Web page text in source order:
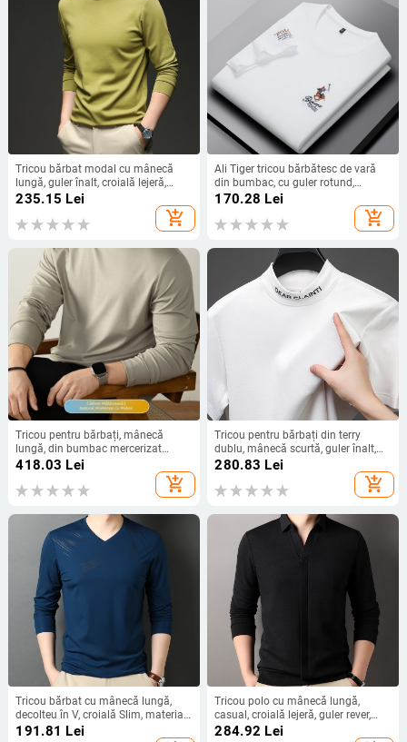
Tricou bărbat modal cu mânecă
lungă, guler înalt, croială lejeră,
material respirabil din amestec
modal-cotton, primăvară-toamnă
235.15 Lei
add_shopping_cart
Ali Tiger tricou bărbătesc de vară
din bumbac, cu guler rotund,
mâneci scurte, broderie cu motiv
170.28 Lei
add_shopping_cart
Tricou pentru bărbați, mânecă
lungă, din bumbac mercerizat
dublu, textură netedă, culoare
418.03 Lei
add_shopping_cart
Tricou pentru bărbați din terry
dublu, mânecă scurtă, guler înalt,
croială slim, potrivit pentru iarnă,
280.83 Lei
add_shopping_cart
Tricou bărbat cu mânecă lungă,
decolteu în V, croială Slim, material
subțire, respirabil și evacuare a
191.81 Lei
Tricou polo cu mânecă lungă,
casual, croială lejeră, guler rever,
material ușor din amestec de
284.92 Lei